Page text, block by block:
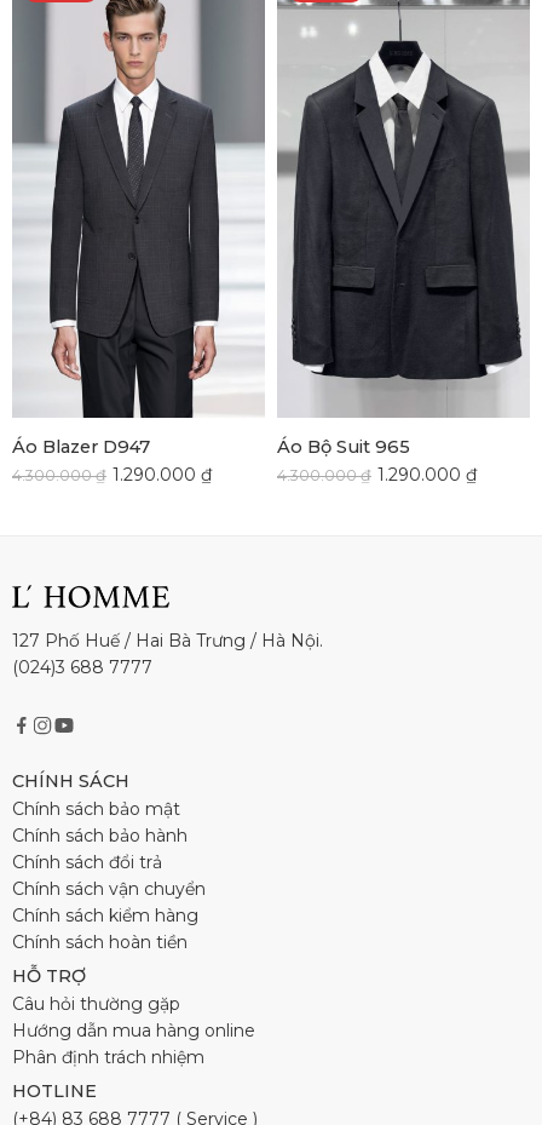
Áo Blazer D947
4.300.000₫ 1.290.000 ₫
Áo Bộ Suit 965
4.300.000₫ 1.290.000 ₫
127 Phố Huế / Hai Bà Trưng / Hà Nội.
(024)3 688 7777
CHÍNH SÁCH
Chính sách bảo mật
Chính sách bảo hành
Chính sách đổi trả
Chính sách vận chuyển
Chính sách kiểm hàng
Chính sách hoàn tiền
HỖ TRỢ
Câu hỏi thường gặp
Hướng dẫn mua hàng online
Phân định trách nhiệm
HOTLINE
(+84) 83 688 7777 ( Service )